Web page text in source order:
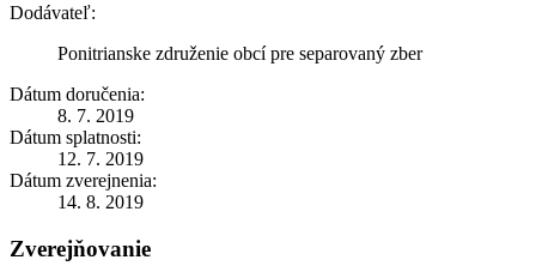
Dodávateľ:
Ponitrianske združenie obcí pre separovaný zber
Dátum doručenia:
8. 7. 2019
Dátum splatnosti:
12. 7. 2019
Dátum zverejnenia:
14. 8. 2019
Zverejňovanie